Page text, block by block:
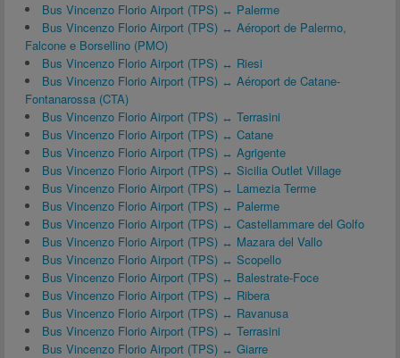
Bus Vincenzo Florio Airport (TPS) ↔ Palerme
Bus Vincenzo Florio Airport (TPS) ↔ Aéroport de Palermo,
Falcone e Borsellino (PMO)
Bus Vincenzo Florio Airport (TPS) ↔ Riesi
Bus Vincenzo Florio Airport (TPS) ↔ Aéroport de Catane-
Fontanarossa (CTA)
Bus Vincenzo Florio Airport (TPS) ↔ Terrasini
Bus Vincenzo Florio Airport (TPS) ↔ Catane
Bus Vincenzo Florio Airport (TPS) ↔ Agrigente
Bus Vincenzo Florio Airport (TPS) ↔ Sicilia Outlet Village
Bus Vincenzo Florio Airport (TPS) ↔ Lamezia Terme
Bus Vincenzo Florio Airport (TPS) ↔ Palerme
Bus Vincenzo Florio Airport (TPS) ↔ Castellammare del Golfo
Bus Vincenzo Florio Airport (TPS) ↔ Mazara del Vallo
Bus Vincenzo Florio Airport (TPS) ↔ Scopello
Bus Vincenzo Florio Airport (TPS) ↔ Balestrate-Foce
Bus Vincenzo Florio Airport (TPS) ↔ Ribera
Bus Vincenzo Florio Airport (TPS) ↔ Ravanusa
Bus Vincenzo Florio Airport (TPS) ↔ Terrasini
Bus Vincenzo Florio Airport (TPS) ↔ Giarre